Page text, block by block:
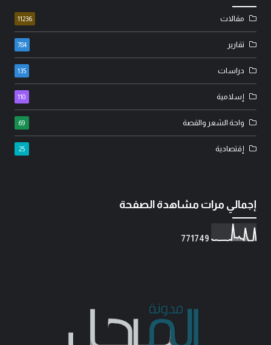
مقالات 11236
تقارير 784
دراسات 135
إسلامية 110
واحة الشعر والقصة 69
إقتصادية 25
إجمالي مرات مشاهدة الصفحة
771 749